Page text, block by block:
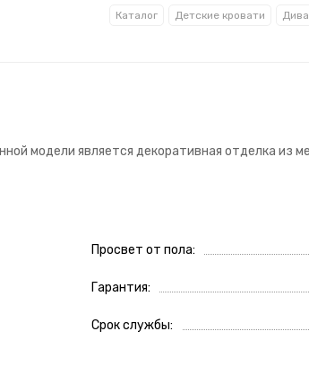
Каталог Детские кровати
модели является декоративная отделка из
Просвет от пола
Гарантия
Срок службы